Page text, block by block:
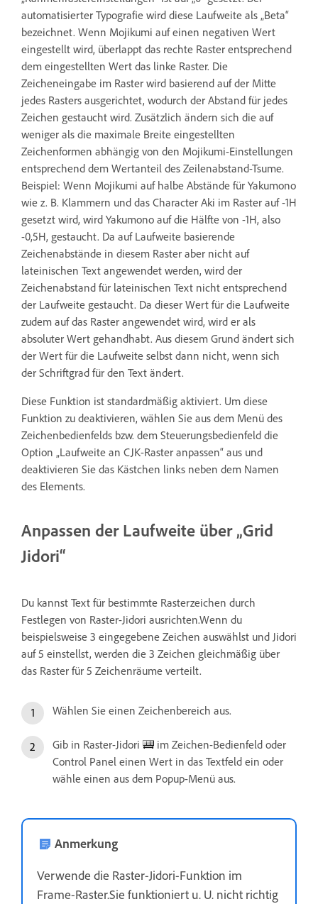
automatisierter Typografie wird diese Laufweite als „Beta“
bezeichnet. Wenn Mojikumi auf einen negativen Wert
eingestellt wird, überlappt das rechte Raster entsprechend
dem eingestellten Wert das linke Raster. Die
Zeicheneingabe im Raster wird basierend auf der Mitte
jedes Rasters ausgerichtet, wodurch der Abstand für jedes
Zeichen gestaucht wird. Zusätzlich ändern sich die auf
weniger als die maximale Breite eingestellten
Zeichenformen abhängig von den Mojikumi-Einstellungen
entsprechend dem Wertanteil des Zeilenabstand-Tsume.
Beispiel: Wenn Mojikumi auf halbe Abstände für Yakumono
wie z. B. Klammern und das Character Aki im Raster auf -1H
gesetzt wird, wird Yakumono auf die Hälfte von -1H, also
-0,5H, gestaucht. Da auf Laufweite basierende
Zeichenabstände in diesem Raster aber nicht auf
lateinischen Text angewendet werden, wird der
Zeichenabstand für lateinischen Text nicht entsprechend
der Laufweite gestaucht. Da dieser Wert für die Laufweite
zudem auf das Raster angewendet wird, wird er als
absoluter Wert gehandhabt. Aus diesem Grund ändert sich
der Wert für die Laufweite selbst dann nicht, wenn sich
der Schriftgrad für den Text ändert.
Diese Funktion ist standardmäßig aktiviert. Um diese
Funktion zu deaktivieren, wählen Sie aus dem Menü des
Zeichenbedienfelds bzw. dem Steuerungsbedienfeld die
Option „Laufweite an CJK-Raster anpassen“ aus und
deaktivieren Sie das Kästchen links neben dem Namen
des Elements.
Anpassen der Laufweite über „Grid
Jidori“
Du kannst Text für bestimmte Rasterzeichen durch
Festlegen von Raster-Jidori ausrichten.Wenn du
beispielsweise 3 eingegebene Zeichen auswählst und Jidori
auf 5 einstellst, werden die 3 Zeichen gleichmäßig über
das Raster für 5 Zeichenräume verteilt.
Wählen Sie einen Zeichenbereich aus.
Gib in Raster-Jidori
im Zeichen-Bedienfeld oder
Control Panel einen Wert in das Textfeld ein oder
wähle einen aus dem Popup-Menü aus.
Anmerkung
Verwende die Raster-Jidori-Funktion im
Frame-Raster.Sie funktioniert u. U. nicht richtig